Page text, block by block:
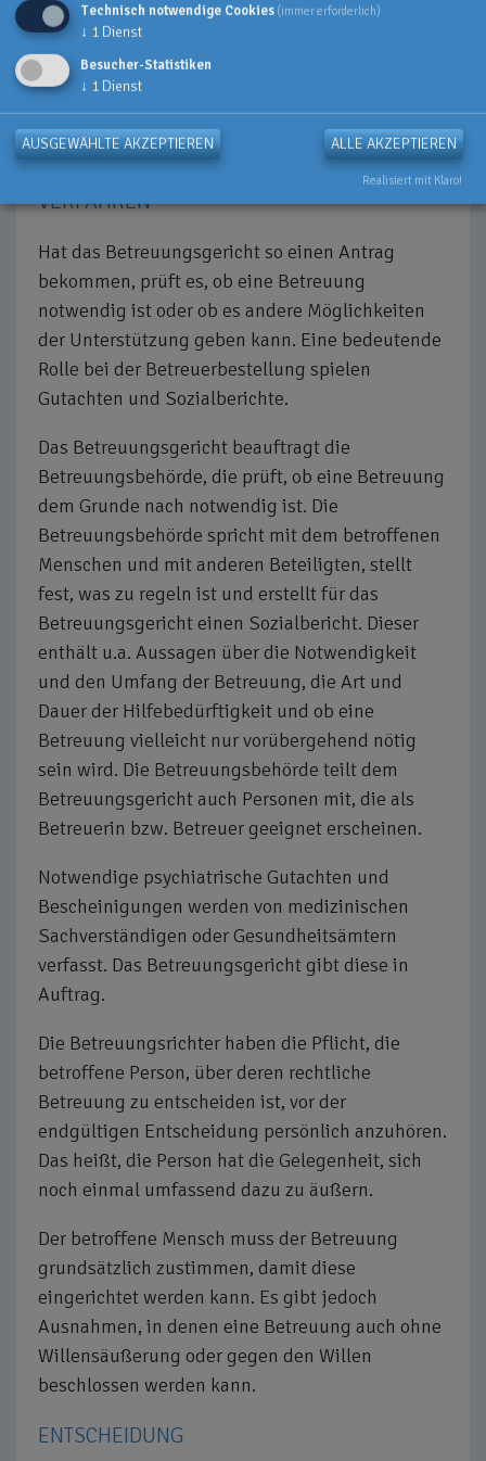
können der betroffene Mensch, aber auch z.B.
Angehörige, Nachbarn, Freunde, Bekannte, Ärzte,
Krankenhäuser, Mitarbeiter eines Pflegedienstes,
Heime, soziale Institutionen, Behörden wie das
Gesundheitsamt, oder die Polizei etc. tun.
VERFAHREN
Hat das Betreuungsgericht so einen Antrag
bekommen, prüft es, ob eine Betreuung
notwendig ist oder ob es andere Möglichkeiten
der Unterstützung geben kann. Eine bedeutende
Rolle bei der Betreuerbestellung spielen
Gutachten und Sozialberichte.
Das Betreuungsgericht beauftragt die
Betreuungsbehörde, die prüft, ob eine Betreuung
dem Grunde nach notwendig ist. Die
Betreuungsbehörde spricht mit dem betroffenen
Menschen und mit anderen Beteiligten, stellt
fest, was zu regeln ist und erstellt für das
Betreuungsgericht einen Sozialbericht. Dieser
enthält u.a. Aussagen über die Notwendigkeit
und den Umfang der Betreuung, die Art und
Dauer der Hilfebedürftigkeit und ob eine
Betreuung vielleicht nur vorübergehend nötig
sein wird. Die Betreuungsbehörde teilt dem
Betreuungsgericht auch Personen mit, die als
Betreuerin bzw. Betreuer geeignet erscheinen.
Notwendige psychiatrische Gutachten und
Bescheinigungen werden von medizinischen
Sachverständigen oder Gesundheitsämtern
verfasst. Das Betreuungsgericht gibt diese in
Auftrag.
Die Betreuungsrichter haben die Pflicht, die
betroffene Person, über deren rechtliche
Betreuung zu entscheiden ist, vor der
endgültigen Entscheidung persönlich anzuhören.
Das heißt, die Person hat die Gelegenheit, sich
noch einmal umfassend dazu zu äußern.
Der betroffene Mensch muss der Betreuung
grundsätzlich zustimmen, damit diese
eingerichtet werden kann. Es gibt jedoch
Ausnahmen, in denen eine Betreuung auch ohne
Willensäußerung oder gegen den Willen
beschlossen werden kann.
ENTSCHEIDUNG
Technisch notwendige Cookies (immer erforderlich)
↓ 1 Dienst
Besucher-Statistiken
↓ 1 Dienst
AUSGEWÄHLTE AKZEPTIEREN ALLE AKZEPTIEREN
Realisiert mit Klaro!